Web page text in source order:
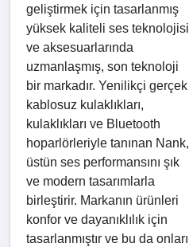
geliştirmek için tasarlanmış
yüksek kaliteli ses teknolojisi
ve aksesuarlarında
uzmanlaşmış, son teknoloji
bir markadır. Yenilikçi gerçek
kablosuz kulaklıkları,
kulaklıkları ve Bluetooth
hoparlörleriyle tanınan Nank,
üstün ses performansını şık
ve modern tasarımlarla
birleştirir. Markanın ürünleri
konfor ve dayanıklılık için
tasarlanmıştır ve bu da onları